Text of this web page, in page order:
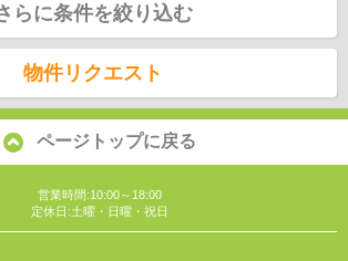
らに条件を絞り込む
物件リクエスト
ページトップに戻る
営業時間:10:00～18:00
定休日:土曜・日曜・祝日